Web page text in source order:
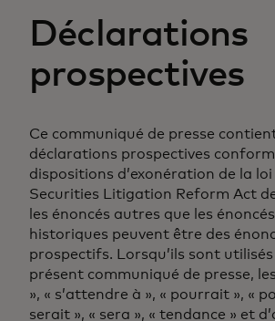
Déclarations
prospectives
Ce communiqué de presse
déclarations prospectives
dispositions d’exonération de la
Securities Litigation Reform Act
les énoncés autres que les
historiques peuvent être des
prospectifs. Lorsqu’ils sont utilisés
présent communiqué de presse,
», « s’attendre à », « pourrait », «
serait », « sera », « tendance » et